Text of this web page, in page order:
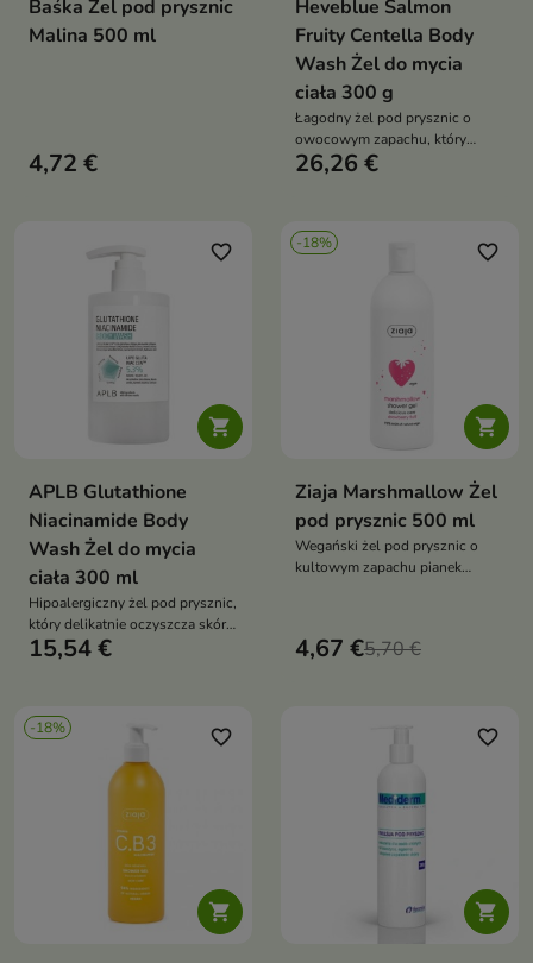
Baśka Żel pod prysznic
Malina 500 ml
4,72 €
Heveblue Salmon
Fruity Centella Body
Wash Żel do mycia
ciała 300 g
Łagodny żel pod prysznic o
owocowym zapachu, który
skutecznie oczyszcza skórę,
26,26 €

favorite_border
APLB Glutathione
Niacinamide Body
Wash Żel do mycia
ciała 300 ml
Hipoalergiczny żel pod prysznic,
który delikatnie oczyszcza skórę,
jednocześnie ją nawilżając,
15,54 €
-18%

favorite_border
Ziaja Marshmallow Żel
pod prysznic 500 ml
Wegański żel pod prysznic o
kultowym zapachu pianek
przyjemne odprężenie. Gęsta
sprawiają, że skóra po kąpieli
4,67 €5,70 €
-18%

favorite_border

favorite_border